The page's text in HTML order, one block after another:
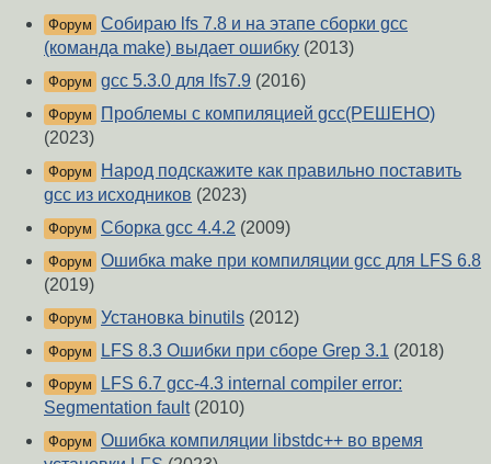
Форум Собираю lfs 7.8 и на этапе сборки gcc
(команда make) выдает ошибку (2013)
Форум gcc 5.3.0 для lfs7.9 (2016)
Форум
Проблемы с компиляцией gcc(РЕШЕНО)
(2023)
Форум
Народ подскажите как правильно поставить
gcc из исходников (2023)
Форум Сборка gcc 4.4.2 (2009)
Форум Ошибка make при компиляции gcc для LFS 6.8
(2019)
Форум Установка binutils (2012)
Форум LFS 8.3 Ошибки при сборе Grep 3.1 (2018)
Форум
LFS 6.7 gcc-4.3 internal compiler error:
Segmentation fault(2010)
Форум Ошибка компиляции libstdc++ во время